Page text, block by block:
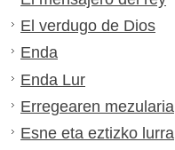
El verdugo de Dios
Enda
Enda Lur
Erregearen mezularia
Esne eta eztizko lurra